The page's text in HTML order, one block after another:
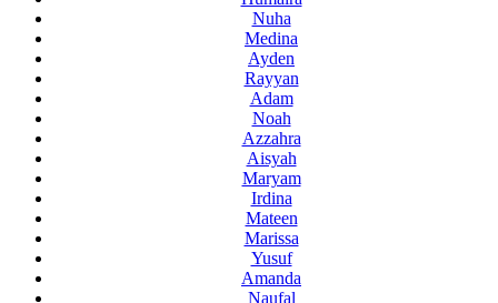
Nuha
Medina
Ayden
Rayyan
Adam
Noah
Azzahra
Aisyah
Maryam
Irdina
Mateen
Marissa
Yusuf
Amanda
Naufal